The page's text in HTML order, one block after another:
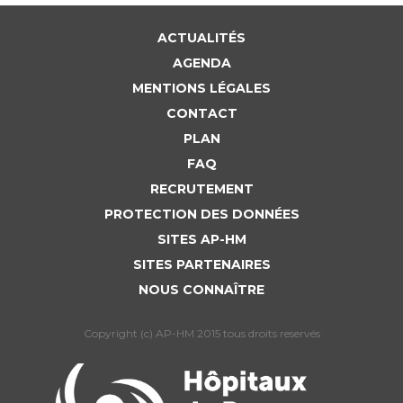
ACTUALITÉS
AGENDA
MENTIONS LÉGALES
CONTACT
PLAN
FAQ
RECRUTEMENT
PROTECTION DES DONNÉES
SITES AP-HM
SITES PARTENAIRES
NOUS CONNAÎTRE
Copyright (c) AP-HM 2015 tous droits reservés